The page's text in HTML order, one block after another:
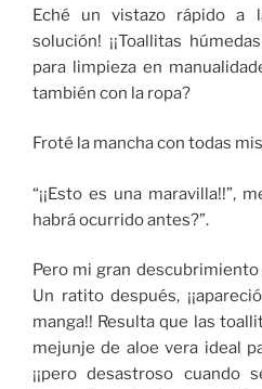
Eché un vistazo rápido a
solución! ¡¡Toallitas
para limpieza en
también con la ropa?
Froté la mancha con todas
“¡¡Esto es una maravilla!!”,
habrá ocurrido antes?”.
Pero mi gran
Un ratito después,
manga!! Resulta que las
mejunje de aloe vera ideal
¡¡pero desastroso cuando